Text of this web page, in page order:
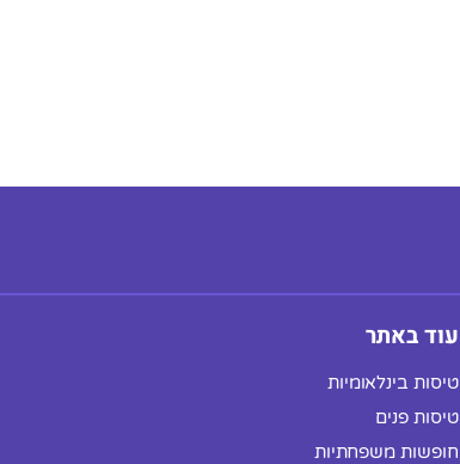
עוד באתר
טיסות בינלאומיות
טיסות פנים
חופשות משפחתיות